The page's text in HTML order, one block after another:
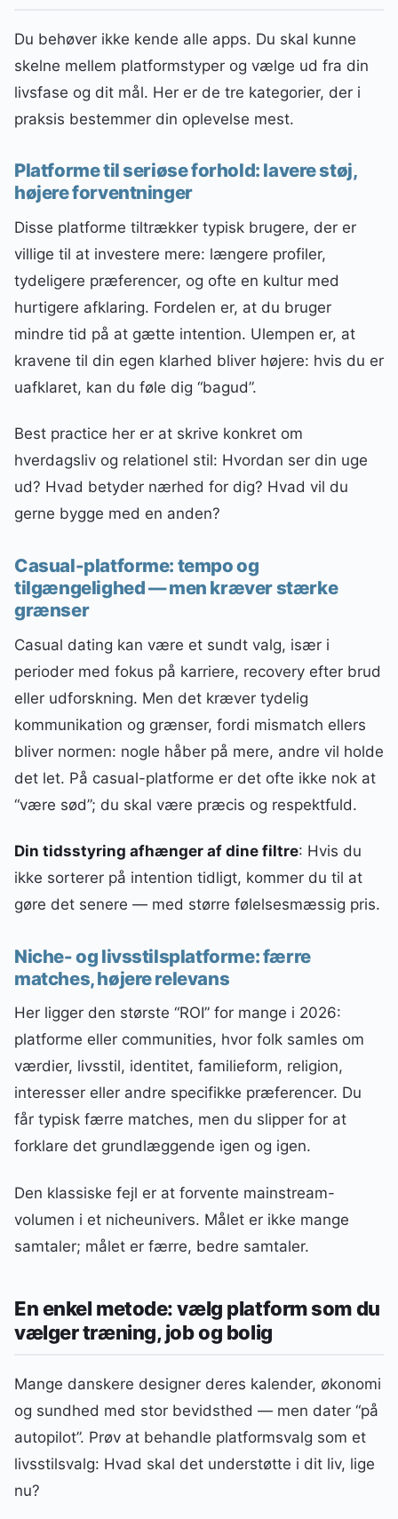
Du behøver ikke kende alle apps. Du skal kunne
skelne mellem platformstyper og vælge ud fra din
livsfase og dit mål. Her er de tre kategorier, der i
praksis bestemmer din oplevelse mest.
Platforme til seriøse forhold: lavere støj,
højere forventninger
Disse platforme tiltrækker typisk brugere, der er
villige til at investere mere: længere profiler,
tydeligere præferencer, og ofte en kultur med
hurtigere afklaring. Fordelen er, at du bruger
mindre tid på at gætte intention. Ulempen er, at
kravene til din egen klarhed bliver højere: hvis du er
uafklaret, kan du føle dig “bagud”.
Best practice her er at skrive konkret om
hverdagsliv og relationel stil: Hvordan ser din uge
ud? Hvad betyder nærhed for dig? Hvad vil du
gerne bygge med en anden?
Casual-platforme: tempo og
tilgængelighed — men kræver stærke
grænser
Casual dating kan være et sundt valg, især i
perioder med fokus på karriere, recovery efter brud
eller udforskning. Men det kræver tydelig
kommunikation og grænser, fordi mismatch ellers
bliver normen: nogle håber på mere, andre vil holde
det let. På casual-platforme er det ofte ikke nok at
“være sød”; du skal være præcis og respektfuld.
Din tidsstyring afhænger af dine filtre: Hvis du
ikke sorterer på intention tidligt, kommer du til at
gøre det senere — med større følelsesmæssig pris.
Niche- og livsstilsplatforme: færre
matches, højere relevans
Her ligger den største “ROI” for mange i 2026:
platforme eller communities, hvor folk samles om
værdier, livsstil, identitet, familieform, religion,
interesser eller andre specifikke præferencer. Du
får typisk færre matches, men du slipper for at
forklare det grundlæggende igen og igen.
Den klassiske fejl er at forvente mainstream-
volumen i et nicheunivers. Målet er ikke mange
samtaler; målet er færre, bedre samtaler.
En enkel metode: vælg platform som du
vælger træning, job og bolig
Mange danskere designer deres kalender, økonomi
og sundhed med stor bevidsthed — men dater “på
autopilot”. Prøv at behandle platformsvalg som et
livsstilsvalg: Hvad skal det understøtte i dit liv, lige
nu?